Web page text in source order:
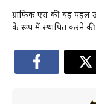
ग्राफिक एरा की यह पहल
के रूप में स्थापित करने